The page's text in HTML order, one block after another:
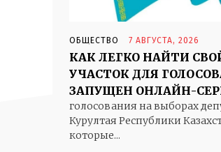
ОБЩЕСТВО 7 АВГУСТА, 2026
КАК ЛЕГКО НАЙТИ
УЧАСТОК ДЛЯ
ЗАПУЩЕН ОНЛАЙН-
голосования на выборах
Курултая Республики
которые...